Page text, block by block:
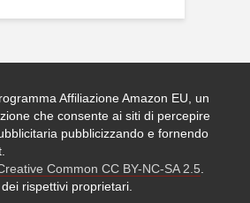
Affiliazione Amazon EU, un
che consente ai siti di percepire
pubblicizzando e fornendo
Common CC BY-NC-SA 2.5
rispettivi proprietari.